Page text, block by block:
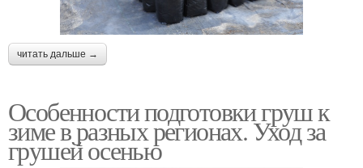
читать дальше →
Особенности подготовки груш к
зиме в разных регионах. Уход за
грушей осенью